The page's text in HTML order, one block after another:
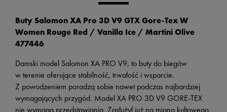
Buty Salomon XA Pro 3D V9 GTX Gore-Tex W
Women Rouge Red / Vanilla Ice / Martini Olive
477446
Damski model Salomon XA PRO V9, to buty do biegów
w terenie oferujące stabilność, trwałość i wsparcie.
Z powodzeniem poradzą sobie nawet podczas najbardziej
wymagających przygód. Model XA PRO 3D V9 GORE-TEX
nie wymaga przedstawiania. Zasłużył już na miano kultowego